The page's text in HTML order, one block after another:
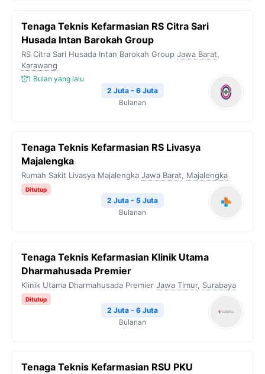
Tenaga Teknis Kefarmasian RS Citra Sari
Husada Intan Barokah Group
RS Citra Sari Husada Intan Barokah Group Jawa Barat,
Karawang
1 Bulan yang lalu
2 Juta - 6 Juta
Bulanan
Tenaga Teknis Kefarmasian RS Livasya
Majalengka
Rumah Sakit Livasya Majalengka Jawa Barat, Majalengka
Ditutup
2 Juta - 5 Juta
Bulanan
Tenaga Teknis Kefarmasian Klinik Utama
Dharmahusada Premier
Klinik Utama Dharmahusada Premier Jawa Timur, Surabaya
Ditutup
2 Juta - 6 Juta
Bulanan
Tenaga Teknis Kefarmasian RSU PKU